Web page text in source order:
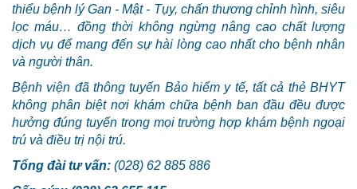
thiểu bệnh lý Gan - Mật - Tụy, chấn thương chỉnh hình, siêu
lọc máu… đồng thời không ngừng nâng cao chất lượng
dịch vụ để mang đến sự hài lòng cao nhất cho bệnh nhân
và người thân.
Bệnh viện đã thông tuyến Bảo hiểm y tế, tất cả thẻ BHYT
không phân biệt nơi khám chữa bệnh ban đầu đều được
hưởng đúng tuyến trong mọi trường hợp khám bệnh ngoại
trú và điều trị nội trú.
Tổng đài tư vấn: (028) 62 885 886